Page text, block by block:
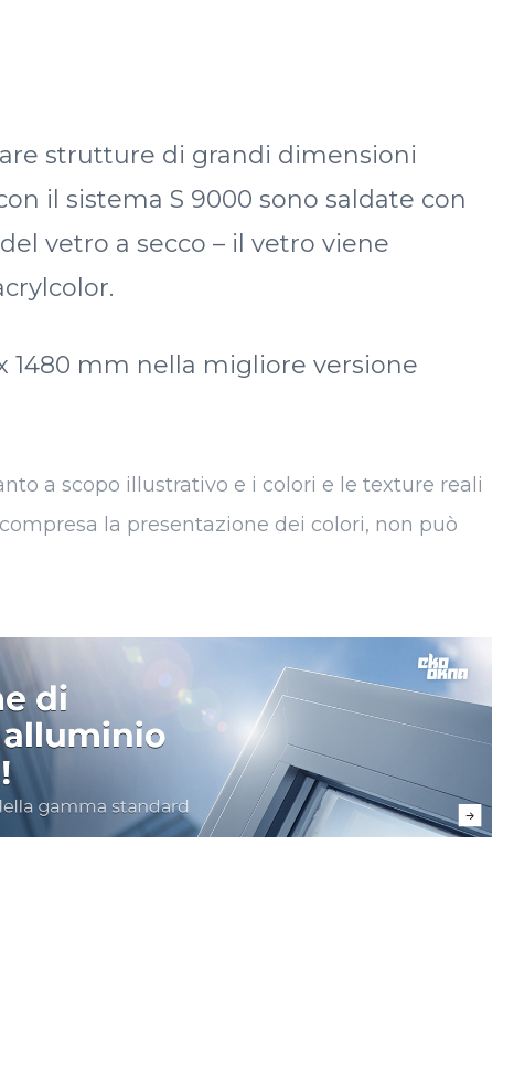
strutture di grandi dimensioni
il sistema S 9000 sono saldate con
vetro a secco – il vetro viene
1480 mm nella migliore versione
a scopo illustrativo e i colori e le texture reali
la presentazione dei colori, non può